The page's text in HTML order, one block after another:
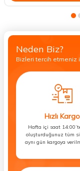
Neden Biz?
Bizleri tercih etmeniz
Hızlı Kargo
Hafta içi saat
oluşturduğunuz tüm
aynı gün kargoya